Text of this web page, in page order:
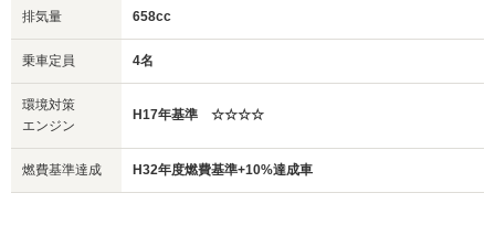
排気量 658cc
乗車定員 4名
環境対策
エンジン
H17年基準 ☆☆☆☆
燃費基準達成 H32年度燃費基準+10%達成車